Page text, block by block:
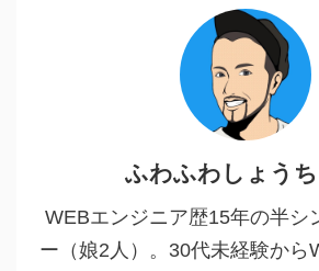
ふわふわしょう
WEBエンジニア歴15年の半シ
ー（娘2人）。30代未経験から